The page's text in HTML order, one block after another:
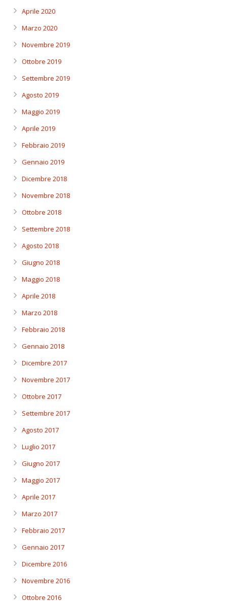
Aprile 2020
Marzo 2020
Novembre 2019
Ottobre 2019
Settembre 2019
Agosto 2019
Maggio 2019
Aprile 2019
Febbraio 2019
Gennaio 2019
Dicembre 2018
Novembre 2018
Ottobre 2018
Settembre 2018
Agosto 2018
Giugno 2018
Maggio 2018
Aprile 2018
Marzo 2018
Febbraio 2018
Gennaio 2018
Dicembre 2017
Novembre 2017
Ottobre 2017
Settembre 2017
Agosto 2017
Luglio 2017
Giugno 2017
Maggio 2017
Aprile 2017
Marzo 2017
Febbraio 2017
Gennaio 2017
Dicembre 2016
Novembre 2016
Ottobre 2016